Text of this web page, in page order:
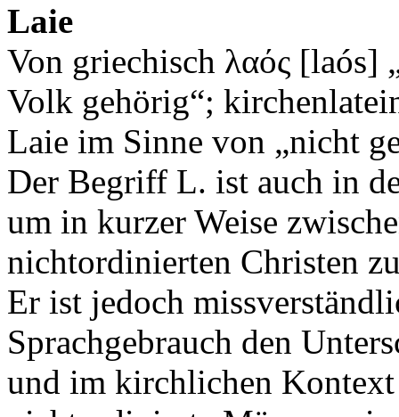
Laie
Von griechisch λαός [laós]
Volk gehörig“;
Laie im Sinne von „nicht
Der Begriff L. ist auch in
um in kurzer Weise
nichtordinierten Christen
Er ist jedoch
Sprachgebrauch den
und im kirchlichen Kontext